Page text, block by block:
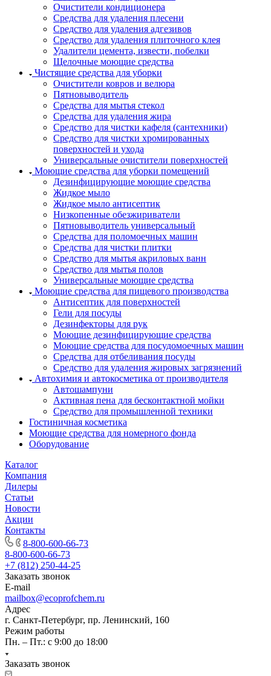
Очистители кондиционера
Средства для удаления плесени
Средство для удаления адгезивов
Средство для удаления плиточного клея
Удалители цемента, извести, побелки
Щелочные моющие средства
Чистящие средства для уборки
Очистители ковров и велюра
Пятновыводитель
Средства для мытья стекол
Средства для удаления жира
Средство для чистки кафеля (сантехники)
Средство для чистки хромированных
поверхностей и ухода
Универсальные очистители поверхностей
Моющие средства для уборки помещений
Дезинфицирующие моющие средства
Жидкое мыло
Жидкое мыло антисептик
Низкопенные обезжириватели
Пятновыводитель универсальный
Средства для поломоечных машин
Средства для чистки плитки
Средство для мытья акриловых ванн
Средство для мытья полов
Универсальные моющие средства
Моющие средства для пищевого производства
Антисептик для поверхностей
Гели для посуды
Дезинфекторы для рук
Моющие дезинфицирующие средства
Моющие средства для посудомоечных машин
Средства для отбеливания посуды
Средство для удаления жировых загрязнений
Автохимия и автокосметика от производителя
Автошампуни
Активная пена для бесконтактной мойки
Средство для промышленной техники
Гостиничная косметика
Моющие средства для номерного фонда
Оборудование
Каталог
Компания
Дилеры
Статьи
Новости
Акции
Контакты
8-800-600-66-73
8-800-600-66-73
+7 (812) 250-44-25
Заказать звонок
E-mail
mailbox@ecoprofchem.ru
Адрес
г. Санкт-Петербург, пр. Ленинский, 160
Режим работы
Пн. – Пт.: с 9:00 до 18:00
Заказать звонок